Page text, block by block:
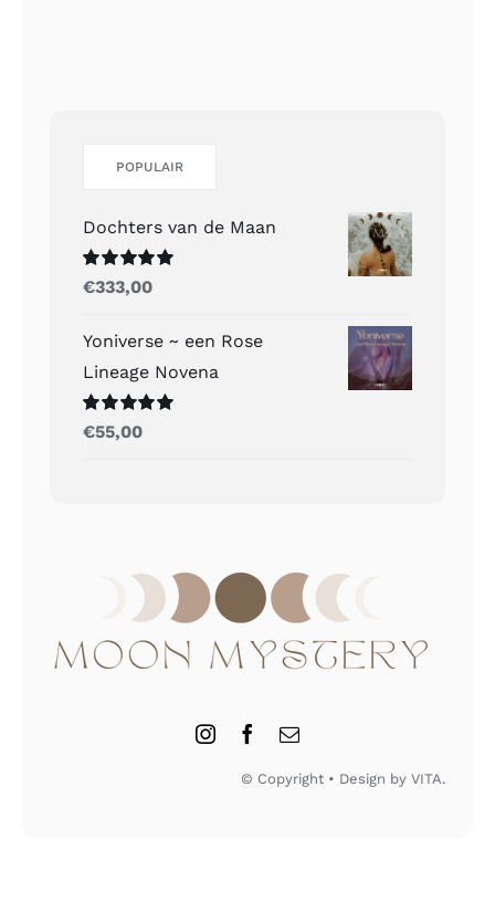
POPULAIR
Dochters van de Maan
Gewaardeerd
uit 5
€333,00
Yoniverse ~ een Rose
Lineage Novena
Gewaardeerd
uit 5
€55,00
© Copyright • Design by VITA.